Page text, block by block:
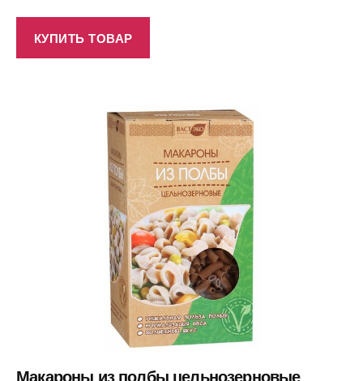
КУПИТЬ ТОВАР
Макароны из полбы цельнозерновые